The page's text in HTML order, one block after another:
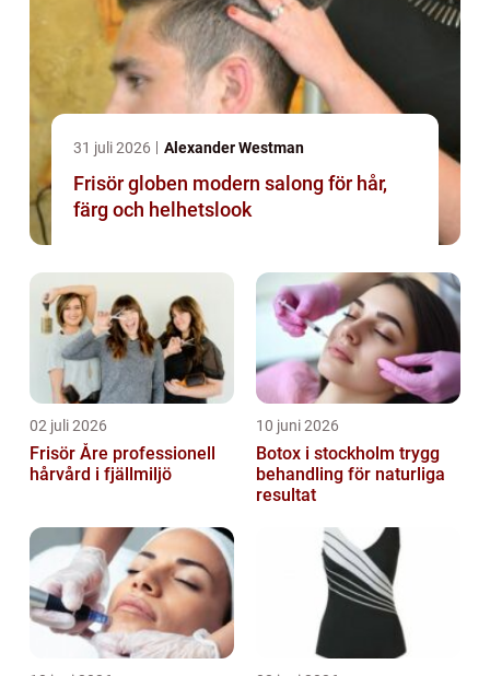
31 juli 2026 Alexander Westman
Frisör globen modern salong för hår,
färg och helhetslook
02 juli 2026
Frisör Åre professionell
hårvård i fjällmiljö
10 juni 2026
Botox i stockholm trygg
behandling för naturliga
resultat